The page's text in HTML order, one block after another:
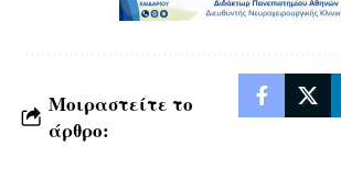
Μοιραστείτε το
άρθρο: